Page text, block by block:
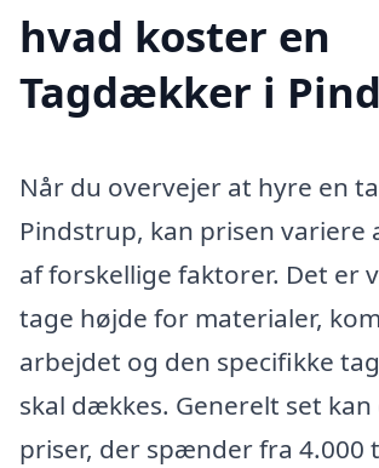
hvad koster en
Tagdækker i
Når du overvejer at hyre en
Pindstrup, kan prisen
af forskellige faktorer. Det er
tage højde for materialer,
arbejdet og den specifikke
skal dækkes. Generelt set
priser, der spænder fra 4.000